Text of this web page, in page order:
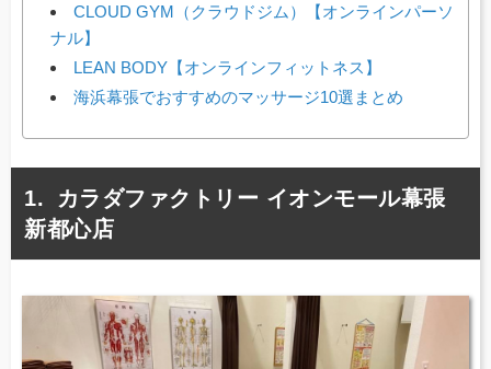
CLOUD GYM（クラウドジム）【オンラインパーソ
ナル】
LEAN BODY【オンラインフィットネス】
海浜幕張でおすすめのマッサージ10選まとめ
カラダファクトリー イオンモール幕張
新都心店